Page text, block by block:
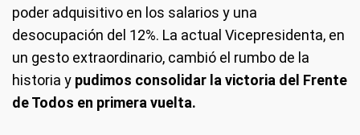
poder adquisitivo en los salarios y una
desocupación del 12%. La actual Vicepresidenta, en
un gesto extraordinario, cambió el rumbo de la
historia y pudimos consolidar la victoria del Frente
de Todos en primera vuelta.